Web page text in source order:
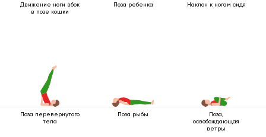
Движение ноги вбок
в позе кошки
Поза ребенка Наклон к ногам сидя
Поза перевернутого
тела
Поза рыбы
Поза,
освобождающая
ветры